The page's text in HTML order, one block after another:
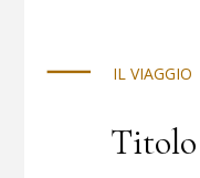
IL VIAGGIO